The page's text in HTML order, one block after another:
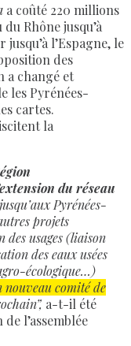
a coûté 220 millions
Rhône jusqu’à
l’Espagne, le
des
a changé et
les Pyrénées-
cartes.
la
du réseau
Pyrénées-
projets
usages (liaison
des eaux usées
écologique…)
nouveau comité de
a-t-il été
l’assemblée